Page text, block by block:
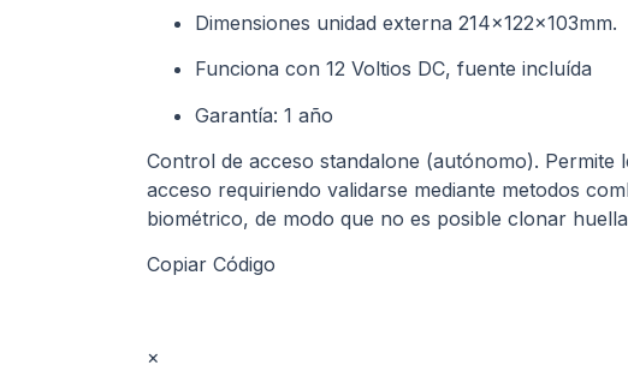
Dimensiones unidad externa 214x122x103mm.
Funciona con 12 Voltios DC, fuente incluída
Garantía: 1 año
Control de acceso standalone (autónomo).
acceso requiriendo validarse mediante metodos
biométrico, de modo que no es posible clonar
Copiar Código
×